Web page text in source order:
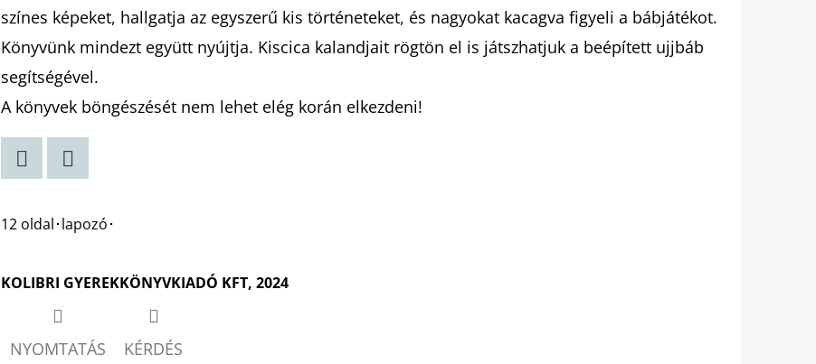
0,0
csillag.
színes képeket, hallgatja az egyszerű kis történeteket, és nagyokat kacagva figyeli a bábjátékot.
Könyvünk mindezt együtt nyújtja. Kiscica kalandjait rögtön el is játszhatjuk a beépített ujjbáb
segítségével.
A könyvek böngészését nem lehet elég korán elkezdeni!
12 oldal･lapozó･
KOLIBRI GYEREKKÖNYVKIADÓ KFT, 2024
NYOMTATÁS KÉRDÉS